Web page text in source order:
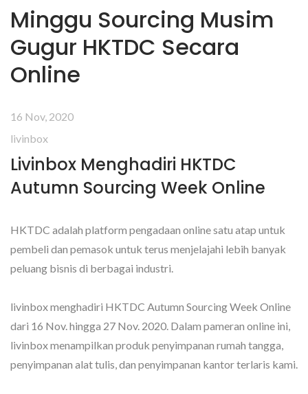
Minggu Sourcing Musim
Gugur HKTDC Secara
Online
16 Nov, 2020
livinbox
Livinbox Menghadiri HKTDC
Autumn Sourcing Week Online
HKTDC adalah platform pengadaan online satu atap untuk
pembeli dan pemasok untuk terus menjelajahi lebih banyak
peluang bisnis di berbagai industri.
livinbox menghadiri HKTDC Autumn Sourcing Week Online
dari 16 Nov. hingga 27 Nov. 2020. Dalam pameran online ini,
livinbox menampilkan produk penyimpanan rumah tangga,
penyimpanan alat tulis, dan penyimpanan kantor terlaris kami.